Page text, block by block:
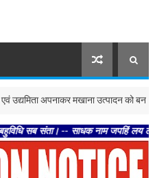
अपनाकर मखाना उत्पादन को बनाएं अधिक
साधक नाम जपहिं लय लाएं। होहिं